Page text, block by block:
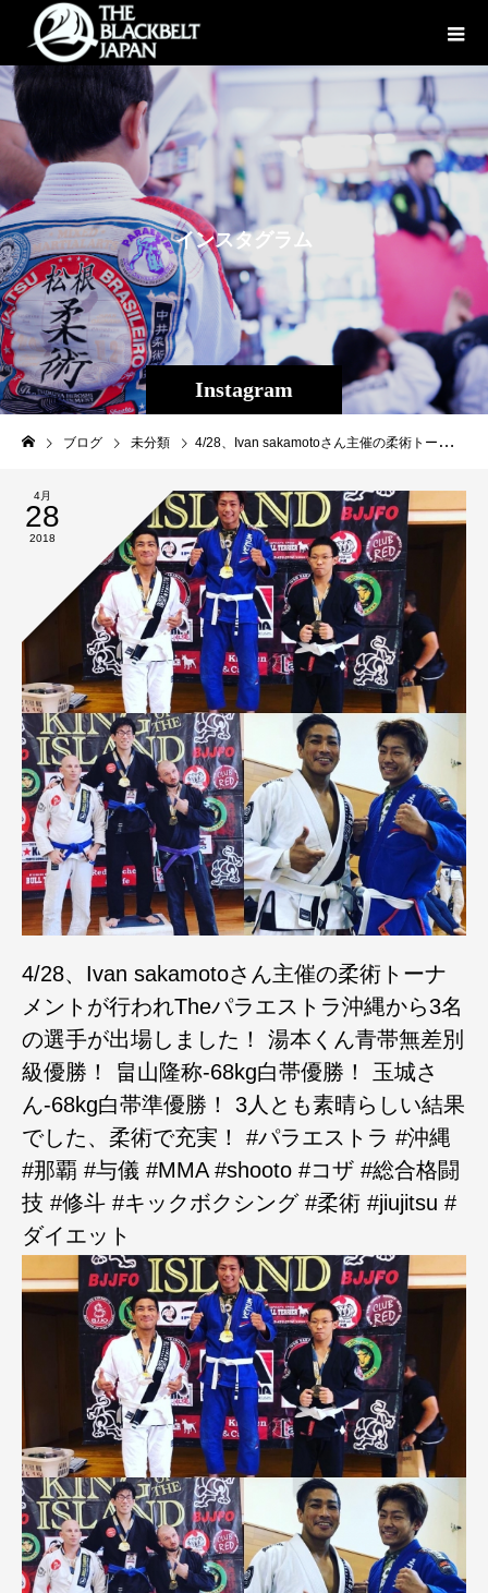
Instagram
インスタグラ ム
ブログ 未分類 4/28、Ivan sakamotoさん主催の柔術トーナメントが行われTheパラエストラ沖縄から3名の選手が出場しました！ 湯本くん青帯無差別級優勝！ 畠山隆称-68kg白帯優勝！ 玉城さん-68kg白帯準優勝！ 3人とも素晴らしい結果でした、柔術で充実！ #パラエストラ #沖縄 #那覇 #与儀 #MMA #shooto #コザ #総合格闘技 #修斗 #キックボクシング #柔術 #jiujitsu #ダイエット
4月
28
2018
4/28、Ivan sakamotoさん主催の柔術トーナ
メントが行われTheパラエストラ沖縄から3名
の選手が出場しました！ 湯本くん青帯無差別
級優勝！ 畠山隆称-68kg白帯優勝！ 玉城さ
ん-68kg白帯準優勝！ 3人とも素晴らしい結果
でした、柔術で充実！ #パラエストラ #沖縄
#那覇 #与儀 #MMA #shooto #コザ #総合格闘
技 #修斗 #キックボクシング #柔術 #jiujitsu #
ダイエット